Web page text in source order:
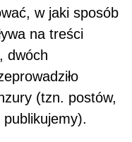
w jaki sposób
na treści
dwóch
(tzn. postów,